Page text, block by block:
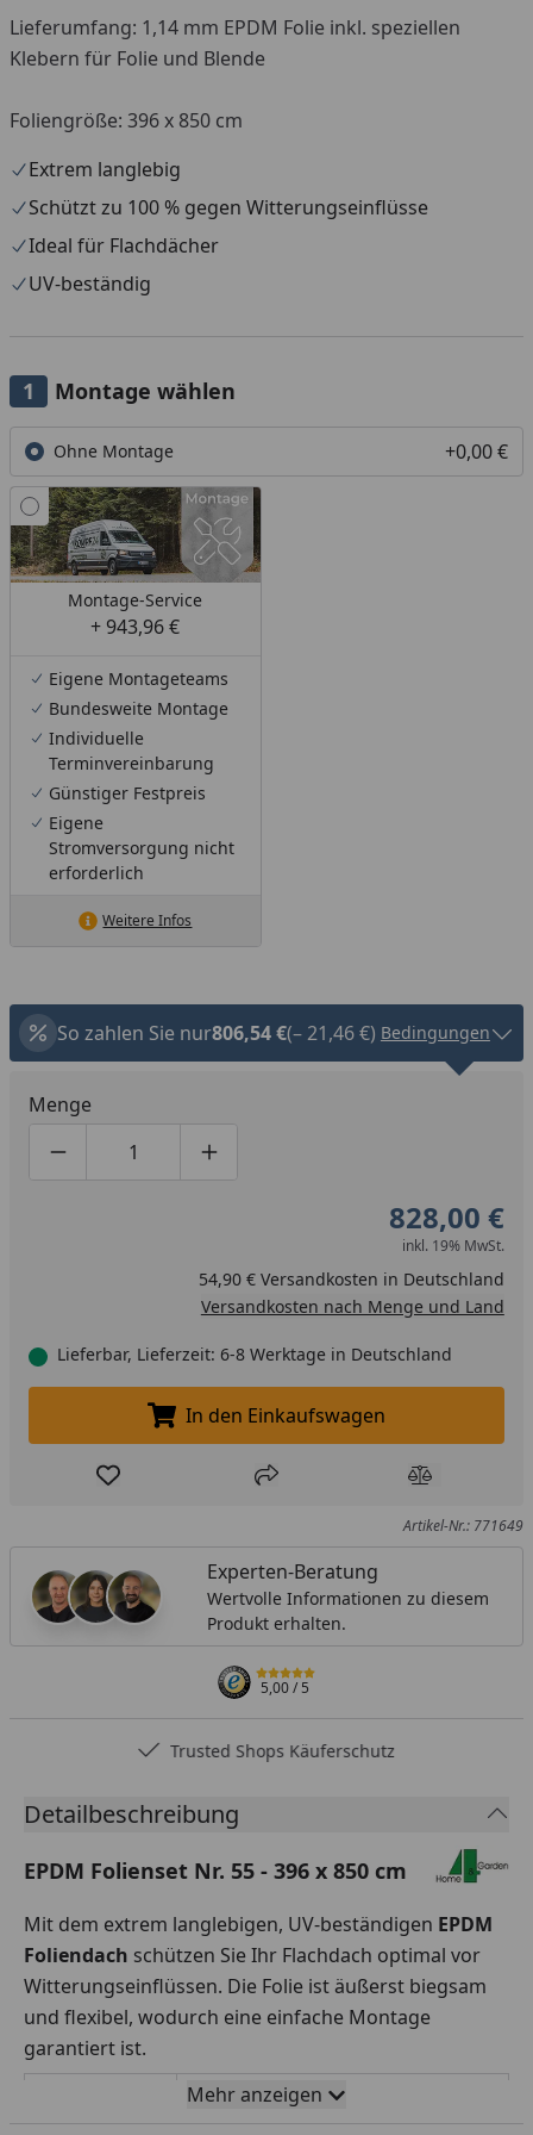
Lieferumfang: 1,14 mm EPDM Folie inkl. speziellen
Klebern für Folie und Blende
Foliengröße: 396 x 850 cm
Extrem langlebig
Schützt zu 100 % gegen Witterungseinflüsse
Ideal für Flachdächer
UV-beständig
Montage wählen
Ohne Montage +0,00 €
Montage-Service
+ 943,96 €
Eigene Montageteams
Bundesweite Montage
Individuelle
Terminvereinbarung
Günstiger Festpreis
Eigene
Stromversorgung nicht
erforderlich
Weitere Infos
So zahlen Sie nur806,54 €(– 21,46 €) Bedingungen
Menge
Produktmenge um eins verringern
Produktmenge manuell eingeben
Produktmenge um eins erhöhen
828,00 €
inkl. 19% MwSt.
54,90 € Versandkosten in Deutschland
Versandkosten nach Menge und Land
Lieferbar, Lieferzeit: 6-8 Werktage in Deutschland
In den Einkaufswagen legen
In den Einkaufswagen
Produkt zur Wunschliste hinzufügen
Teilen Produkt
Artikel-Nr.: 771649
Experten-Beratung
Wertvolle Informationen zu diesem
Produkt erhalten.
5,00/ 5
Trusted Shops Käuferschutz
Detailbeschreibung
EPDM Folienset Nr. 55 - 396 x 850 cm
Mit dem extrem langlebigen, UV-beständigen EPDM
Foliendach schützen Sie Ihr Flachdach optimal vor
Witterungseinflüssen. Die Folie ist äußerst biegsam
und flexibel, wodurch eine einfache Montage
garantiert ist.
x Folienlänge
396 x 850 cm
Mehr anzeigen